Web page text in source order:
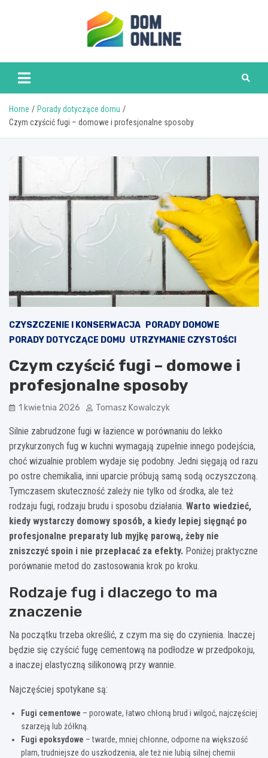
www.domonline.pl
Home
Porady dotyczące domu
Czym czyścić fugi – domowe i profesjonalne sposoby
CZYSZCZENIE I KONSERWACJA
PORADY DOMOWE
PORADY DOTYCZĄCE DOMU UTRZYMANIE CZYSTOŚCI
Czym czyścić fugi – domowe i
profesjonalne sposoby
1 kwietnia 2026 Tomasz Kowalczyk
Silnie zabrudzone fugi w łazience w porównaniu do lekko
przykurzonych fug w kuchni wymagają zupełnie innego podejścia,
choć wizualnie problem wydaje się podobny. Jedni sięgają od razu
po ostre chemikalia, inni uparcie próbują samą sodą oczyszczoną.
Tymczasem skuteczność zależy nie tylko od środka, ale też
rodzaju fugi, rodzaju brudu i sposobu działania. Warto wiedzieć,
kiedy wystarczy domowy sposób, a kiedy lepiej sięgnąć po
profesjonalne preparaty lub myjkę parową, żeby nie
zniszczyć spoin i nie przepłacać za efekty. Poniżej praktyczne
porównanie metod do zastosowania krok po kroku.
Rodzaje fug i dlaczego to ma
znaczenie
Na początku trzeba określić, z czym ma się do czynienia. Inaczej
będzie się czyścić fugę cementową na podłodze w przedpokoju,
a inaczej elastyczną silikonową przy wannie.
Najczęściej spotykane są:
Fugi cementowe – porowate, łatwo chłoną brud i wilgoć, najczęściej
szarzeją lub żółkną.
Fugi epoksydowe – twarde, mniej chłonne, odporne na większość
plam, trudniejsze do uszkodzenia, ale też nie lubią silnej chemii